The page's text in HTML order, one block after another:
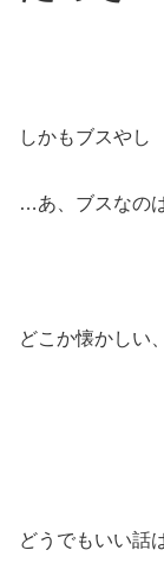
しかもブスやし
…あ、ブスなの
どこか懐かしい
どうでもいい話